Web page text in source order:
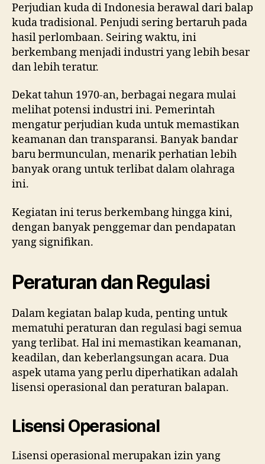
Perjudian kuda di Indonesia berawal dari balap
kuda tradisional. Penjudi sering bertaruh pada
hasil perlombaan. Seiring waktu, ini
berkembang menjadi industri yang lebih besar
dan lebih teratur.
Dekat tahun 1970-an, berbagai negara mulai
melihat potensi industri ini. Pemerintah
mengatur perjudian kuda untuk memastikan
keamanan dan transparansi. Banyak bandar
baru bermunculan, menarik perhatian lebih
banyak orang untuk terlibat dalam olahraga
ini.
Kegiatan ini terus berkembang hingga kini,
dengan banyak penggemar dan pendapatan
yang signifikan.
Peraturan dan Regulasi
Dalam kegiatan balap kuda, penting untuk
mematuhi peraturan dan regulasi bagi semua
yang terlibat. Hal ini memastikan keamanan,
keadilan, dan keberlangsungan acara. Dua
aspek utama yang perlu diperhatikan adalah
lisensi operasional dan peraturan balapan.
Lisensi Operasional
Lisensi operasional merupakan izin yang